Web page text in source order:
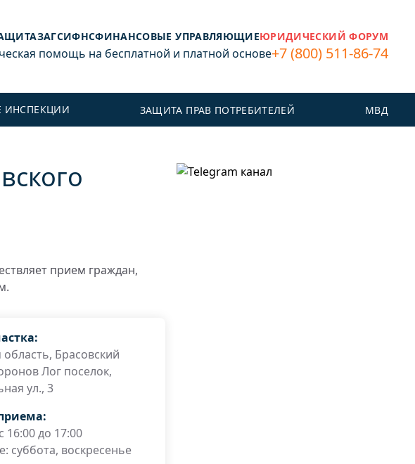
ЗАГСИФНСФИНАНСОВЫЕ УПРАВЛЯЮЩИЕЮРИДИЧЕСКИЙ ФОРУМ
помощь на бесплатной и платной основе+7 (800) 511-86-74
ИНСПЕКЦИИ ЗАЩИТА ПРАВ ПОТРЕБИТЕЛЕЙ МВД
прием граждан,
область, Брасовский
Лог поселок,
ул., 3
16:00 до 17:00
суббота, воскресенье